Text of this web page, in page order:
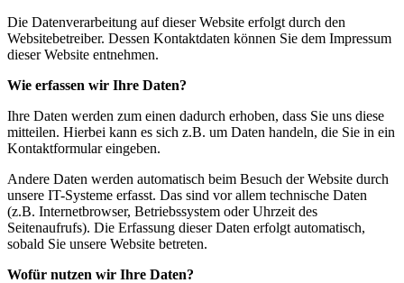
Die Datenverarbeitung auf dieser Website erfolgt durch den
Websitebetreiber. Dessen Kontaktdaten können Sie dem Impressum
dieser Website entnehmen.
Wie erfassen wir Ihre Daten?
Ihre Daten werden zum einen dadurch erhoben, dass Sie uns diese
mitteilen. Hierbei kann es sich z.B. um Daten handeln, die Sie in ein
Kontaktformular eingeben.
Andere Daten werden automatisch beim Besuch der Website durch
unsere IT-Systeme erfasst. Das sind vor allem technische Daten
(z.B. Internetbrowser, Betriebssystem oder Uhrzeit des
Seitenaufrufs). Die Erfassung dieser Daten erfolgt automatisch,
sobald Sie unsere Website betreten.
Wofür nutzen wir Ihre Daten?